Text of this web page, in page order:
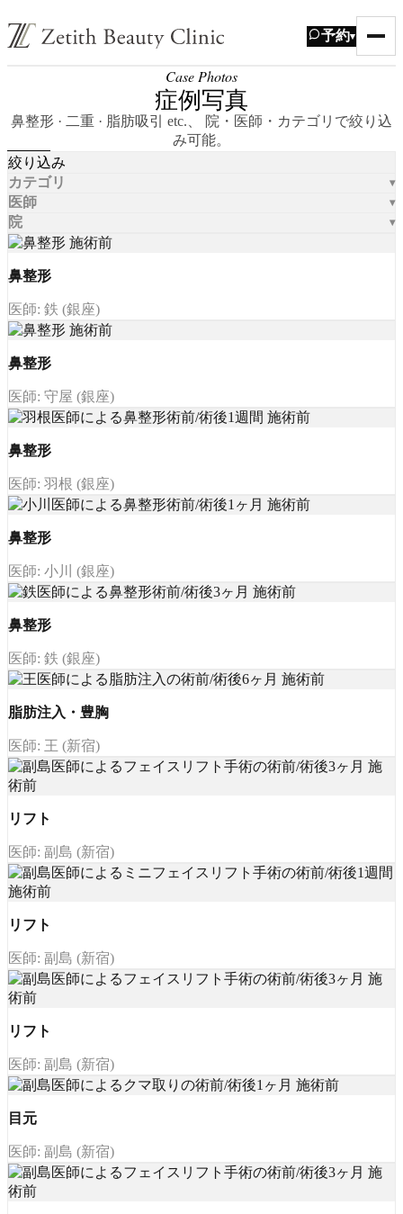
予約▾
Case Photos
症例写真
鼻整形 · 二重 · 脂肪吸引 etc.、 院・医師・カテゴリで絞り込
み可能。
絞り込み
カテゴリ
医師
院
鼻整形
医師: 鉄 (銀座)
鼻整形
医師: 守屋 (銀座)
鼻整形
医師: 羽根 (銀座)
鼻整形
医師: 小川 (銀座)
鼻整形
医師: 鉄 (銀座)
脂肪注入・豊胸
医師: 王 (新宿)
リフト
医師: 副島 (新宿)
リフト
医師: 副島 (新宿)
リフト
医師: 副島 (新宿)
目元
医師: 副島 (新宿)